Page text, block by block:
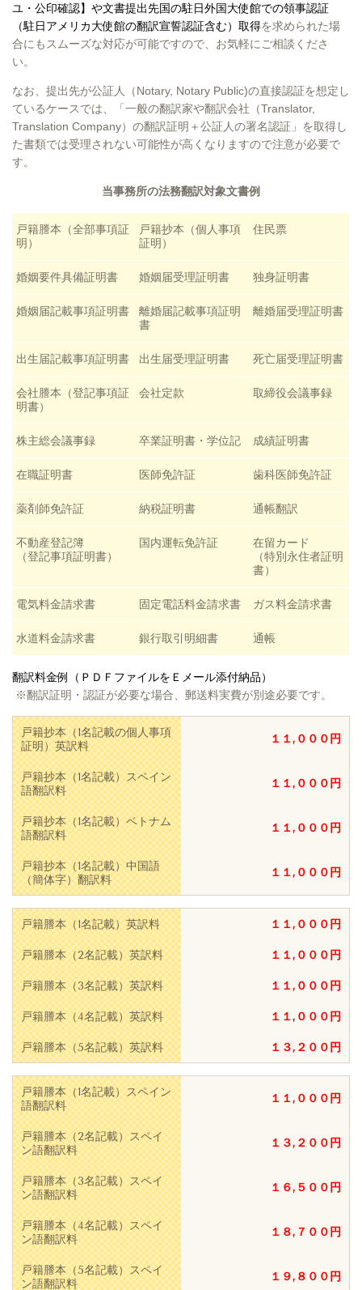
ユ・公印確認】や文書提出先国の駐日外国大使館での領事認証
（駐日アメリカ大使館の翻訳宣誓認証含む）取得を求められた場
合にもスムーズな対応が可能ですので、お気軽にご相談くださ
い。
なお、提出先が公証人（Notary, Notary Public)の直接認証を想定し
ているケースでは、「一般の翻訳家や翻訳会社（Translator,
Translation Company）の翻訳証明＋公証人の署名認証」を取得し
た書類では受理されない可能性が高くなりますので注意が必要で
す。
当事務所の法務翻訳対象文書例
戸籍謄本（全部事項証
明）
戸籍抄本（個人事項
証明）
住民票
婚姻要件具備証明書 婚姻届受理証明書 独身証明書
婚姻届記載事項証明書
離婚届記載事項証明
書
離婚届受理証明書
出生届記載事項証明書 出生届受理証明書 死亡届受理証明書
会社謄本（登記事項証
明書）
会社定款 取締役会議事録
株主総会議事録 卒業証明書・学位記 成績証明書
在職証明書 医師免許証 歯科医師免許証
薬剤師免許証 納税証明書 通帳翻訳
不動産登記簿
（登記事項証明書）
国内運転免許証
在留カード
（特別永住者証明
書）
電気料金請求書 固定電話料金請求書 ガス料金請求書
水道料金請求書 銀行取引明細書 通帳
翻訳料金例（ＰＤＦファイルをＥメール添付納品）
※翻訳証明・認証が必要な場合、郵送料実費が別途必要です。
戸籍抄本（1名記載の個人事項
証明）英訳料
１１,０００円
戸籍抄本（1名記載）スペイン
語翻訳料
１１,０００円
戸籍抄本（1名記載）ベトナム
語翻訳料
１１,０００円
戸籍抄本（1名記載）中国語
（簡体字）翻訳料
１１,０００円
戸籍謄本（1名記載）英訳料 １１,０００円
戸籍謄本（2名記載）英訳料 １１,０００円
戸籍謄本（3名記載）英訳料 １１,０００円
戸籍謄本（4名記載）英訳料 １１,０００円
戸籍謄本（5名記載）英訳料 １３,２００円
戸籍謄本（1名記載）スペイン
語翻訳料
１１,０００円
戸籍謄本（2名記載）スペイ
ン語翻訳料
１３,２００円
戸籍謄本（3名記載）スペイ
ン語翻訳料
１６,５００円
戸籍謄本（4名記載）スペイ
ン語翻訳料
１８,７００円
戸籍謄本（5名記載）スペイ
ン語翻訳料
１９,８００円